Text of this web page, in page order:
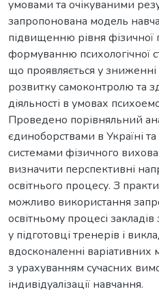
умовами та очікуваними
запропонована модель
підвищенню рівня фізичної
формуванню психологічної
що проявляється у зниженні
розвитку самоконтролю та
діяльності в умовах
Проведено порівняльний
єдиноборствами в Україні
системами фізичного
визначити перспективні
освітнього процесу. З
можливо використання
освітньому процесі закладів
у підготовці тренерів і
вдосконаленні варіативних
з урахуванням сучасних
індивідуалізації навчання.